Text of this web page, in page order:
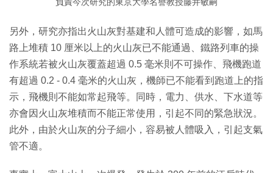
負責今次研究的東京大學名譽教授藤井敏嗣
另外，研究亦指出火山灰對基建和人體可造成的影響，如馬
路上堆積 10 厘米以上的火山灰已不能通過、鐵路列車的操
作系統若被火山灰覆蓋超過 0.5 毫米則不可操作、飛機跑道
有超過 0.2 - 0.4 毫米的火山灰，機師已不能看到跑道上的指
示，飛機則不能如常起飛等。同時，電力、供水、下水道等
亦會因火山灰堆積而不能正常使用，引起不同的緊急狀況。
此外，由於火山灰的分子細小，容易被人體吸入，引起支氣
管不適。